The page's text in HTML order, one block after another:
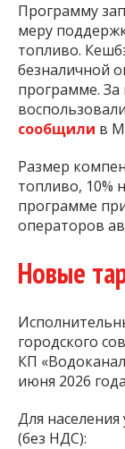
Программу
меру
топливо.
безналичной
программе.
сообщили в
Размер
топливо, 10%
программе
операторов
Новые
городского
КП
июня 2026
Для
(без НДС):